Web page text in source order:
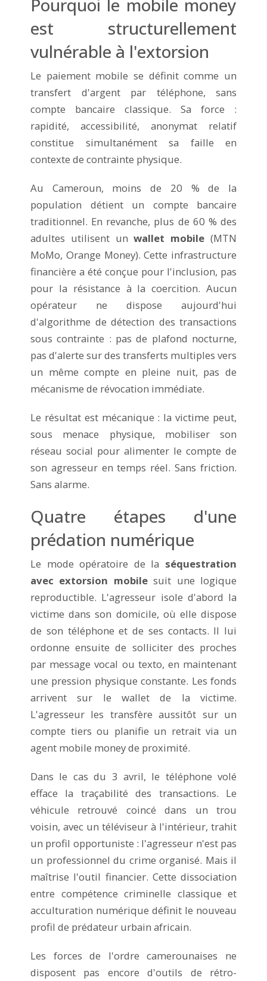
Pourquoi le mobile money
est structurellement
vulnérable à l'extorsion
Le paiement mobile se définit comme un
transfert d'argent par téléphone, sans
compte bancaire classique. Sa force :
rapidité, accessibilité, anonymat relatif
constitue simultanément sa faille en
contexte de contrainte physique.
Au Cameroun, moins de 20 % de la
population détient un compte bancaire
traditionnel. En revanche, plus de 60 % des
adultes utilisent unwallet mobile (MTN
MoMo, Orange Money). Cette infrastructure
financière a été conçue pour l'inclusion, pas
pour la résistance à la coercition. Aucun
opérateur ne dispose aujourd'hui
d'algorithme de détection des transactions
sous contrainte : pas de plafond nocturne,
pas d'alerte sur des transferts multiples vers
un même compte en pleine nuit, pas de
mécanisme de révocation immédiate.
Le résultat est mécanique : la victime peut,
sous menace physique, mobiliser son
réseau social pour alimenter le compte de
son agresseur en temps réel. Sans friction.
Sans alarme.
Quatre étapes d'une
prédation numérique
Le mode opératoire de la séquestration
avec extorsion mobilesuit une logique
reproductible. L'agresseur isole d'abord la
victime dans son domicile, où elle dispose
de son téléphone et de ses contacts. Il lui
ordonne ensuite de solliciter des proches
par message vocal ou texto, en maintenant
une pression physique constante. Les fonds
arrivent sur le wallet de la victime.
L'agresseur les transfère aussitôt sur un
compte tiers ou planifie un retrait via un
agent mobile money de proximité.
Dans le cas du 3 avril, le téléphone volé
efface la traçabilité des transactions. Le
véhicule retrouvé coincé dans un trou
voisin, avec un téléviseur à l'intérieur, trahit
un profil opportuniste : l'agresseur n'est pas
un professionnel du crime organisé. Mais il
maîtrise l'outil financier. Cette dissociation
entre compétence criminelle classique et
acculturation numérique définit le nouveau
profil de prédateur urbain africain.
Les forces de l'ordre camerounaises ne
disposent pas encore d'outils de rétro-